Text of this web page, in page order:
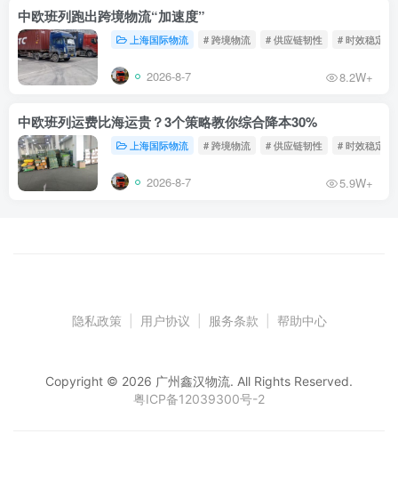
中欧班列跑出跨境物流“加速度”
上海国际物流 # 跨境物流 # 供应链韧性 # 时效稳定
2026-8-7 8.2W+
中欧班列运费比海运贵？3个策略教你综合降本30%
上海国际物流 # 跨境物流 # 供应链韧性 # 时效稳定
2026-8-7 5.9W+
隐私政策 用户协议 服务条款 帮助中心
Copyright © 2026 广州鑫汉物流. All Rights Reserved.
粤ICP备12039300号-2